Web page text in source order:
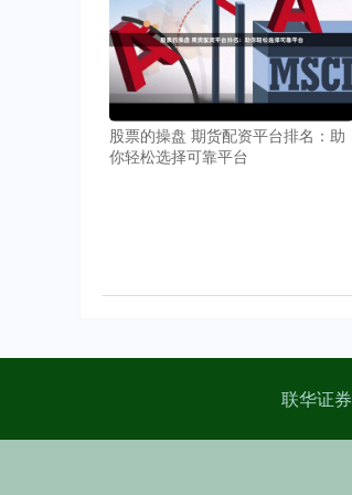
股票的操盘 期货配资平台排名：助
你轻松选择可靠平台
联华证券